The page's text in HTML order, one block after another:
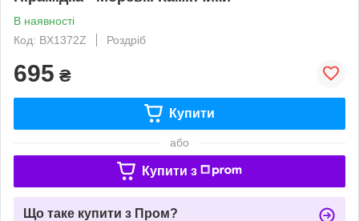
В наявності
Код: BX1372Z
Роздріб
695 ₴
Купити
або
Купити з
Що таке купити з Пром?